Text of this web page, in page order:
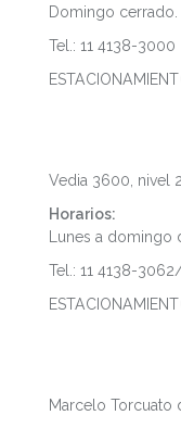
Domingo cerrado.
Tel.: 11 4138-3000
Vedia 3600, nivel
Horarios:
Lunes a domingo
Tel.: 11 4138-
Marcelo Torcuato